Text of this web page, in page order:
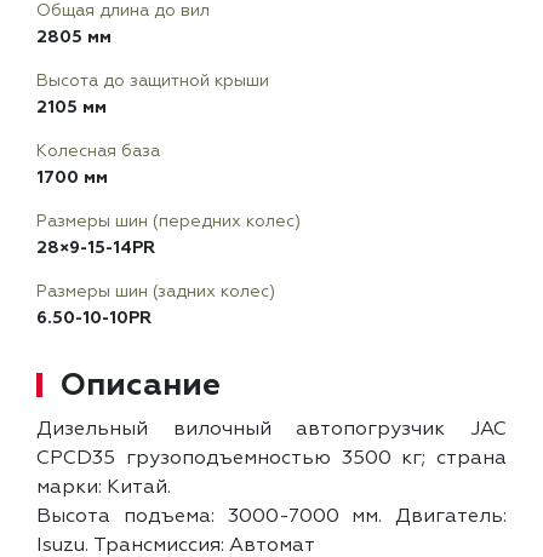
Общая длина до вил
2805 мм
Высота до защитной крыши
2105 мм
Колесная база
1700 мм
Размеры шин (передних колес)
28×9-15-14PR
Размеры шин (задних колес)
6.50-10-10PR
Описание
Дизельный вилочный автопогрузчик JAC
CPCD35 грузоподъемностью 3500 кг; страна
марки: Китай.
Высота подъема: 3000-7000 мм. Двигатель:
Isuzu. Трансмиссия: Автомат